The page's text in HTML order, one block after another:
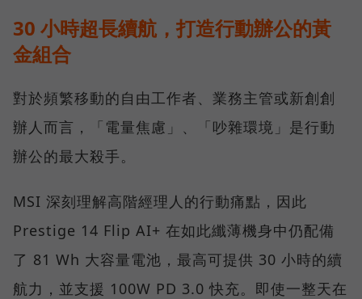
30 小時超長續航，打造行動辦公的黃
金組合
對於頻繁移動的自由工作者、業務主管或新創創
辦人而言，「電量焦慮」、「吵雜環境」是行動
辦公的最大殺手。
MSI 深刻理解高階經理人的行動痛點，因此
Prestige 14 Flip AI+ 在如此纖薄機身中仍配備
了 81 Wh 大容量電池，最高可提供 30 小時的續
航力，並支援 100W PD 3.0 快充。即使一整天在